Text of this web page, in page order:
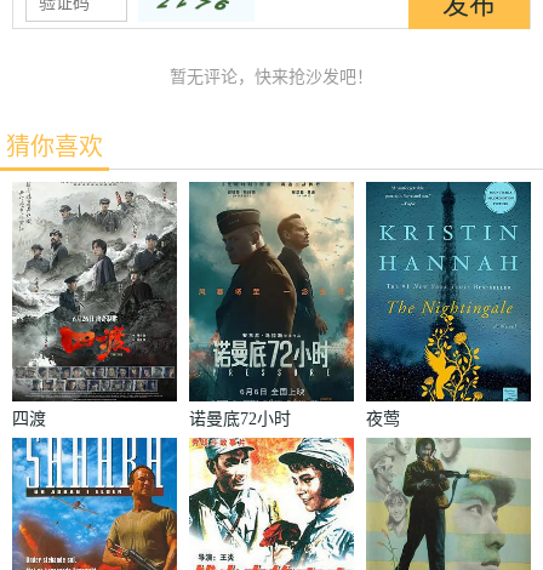
暂无评论，快来抢沙发吧！
猜你喜欢
四渡 诺曼底72小时 夜莺